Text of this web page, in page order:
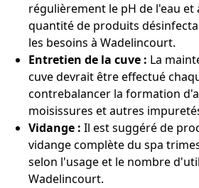
régulièrement le pH de l'eau et
quantité de produits
les besoins à Wadelincourt.
Entretien de la cuve : La
cuve devrait être effectué
contrebalancer la formation
moisissures et autres
Vidange : Il est suggéré de
vidange complète du spa
selon l'usage et le nombre
Wadelincourt.